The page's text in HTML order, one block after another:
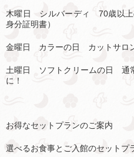
木曜日 シルバーディ 70歳以上
身分証明書）
金曜日 カラーの日 カットサロ
土曜日 ソフトクリームの日 通
に！
お得なセットプランのご案内
選べるお食事とご入館のセットプ